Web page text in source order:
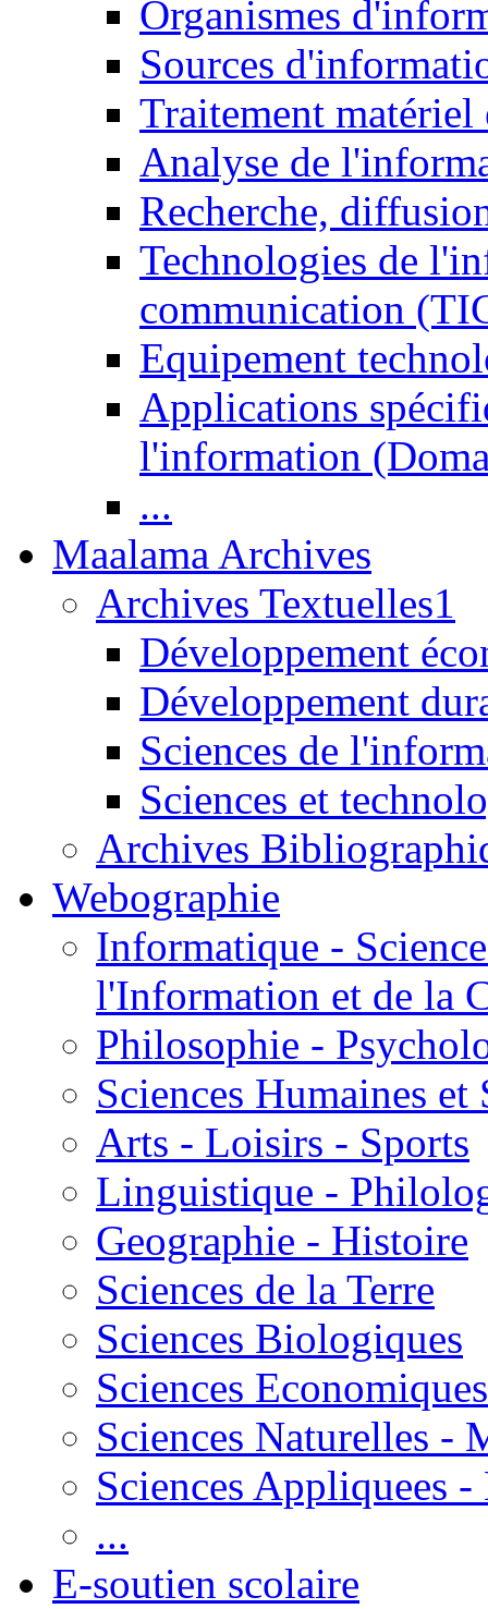
Organismes
Sources
Traitement matériel
Analyse de
Recherche,
Technologies de
communication
Equipement
Applications
l'information
...
Maalama Archives
Archives Textuelles1
Développement
Développement
Sciences de
Sciences et
Archives
Webographie
Informatique -
l'Information et de la
Philosophie -
Sciences Humaines et
Arts - Loisirs - Sports
Linguistique -
Geographie - Histoire
Sciences de la Terre
Sciences Biologiques
Sciences Economiques
Sciences Naturelles -
Sciences Appliquees
...
E-soutien scolaire